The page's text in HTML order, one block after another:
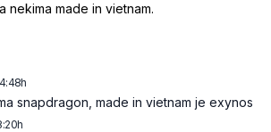
nekima made in vietnam.
snapdragon, made in vietnam je exynos